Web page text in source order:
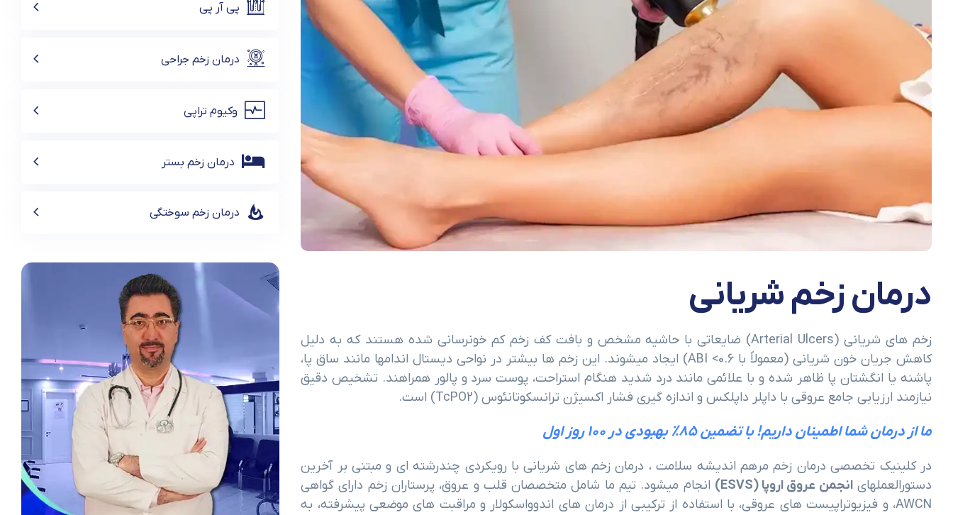
درمان زخم شریانی
زخم های شریانی (Arterial Ulcers) ضایعاتی با حاشیه مشخص و بافت کف زخم کم خونرسانی شده هستند که به دلیل
کاهش جریان خون شریانی (معمولاً با ABI <0.6) ایجاد میشوند. این زخم ها بیشتر در نواحی دیستال اندامها مانند ساق پا،
پاشنه یا انگشتان پا ظاهر شده و با علائمی مانند درد شدید هنگام استراحت، پوست سرد و پالور همراهند. تشخیص دقیق
نیازمند ارزیابی جامع عروقی با داپلر داپلکس و اندازه گیری فشار اکسیژن ترانسکوتانئوس (TcPO2) است.
ما از درمان شما اطمینان داریم! با تضمین ۸۵% بهبودی در ۱۰۰ روز اول
در کلینیک تخصصی درمان زخم مرهم اندیشه سلامت ، درمان زخم های شریانی با رویکردی چندرشته ای و مبتنی بر آخرین
دستورالعملهایانجمن عروق اروپا (ESVS)
انجام میشود. تیم ما شامل متخصصان قلب و عروق، پرستاران زخم دارای گواهی
AWCN، و فیزیوتراپیست های عروقی، با استفاده از ترکیبی از درمان های اندوواسکولار و مراقبت های موضعی پیشرفته، به
پی آر پی
درمان زخم جراحی
وکیوم تراپی
درمان زخم بستر
درمان زخم سوختگی